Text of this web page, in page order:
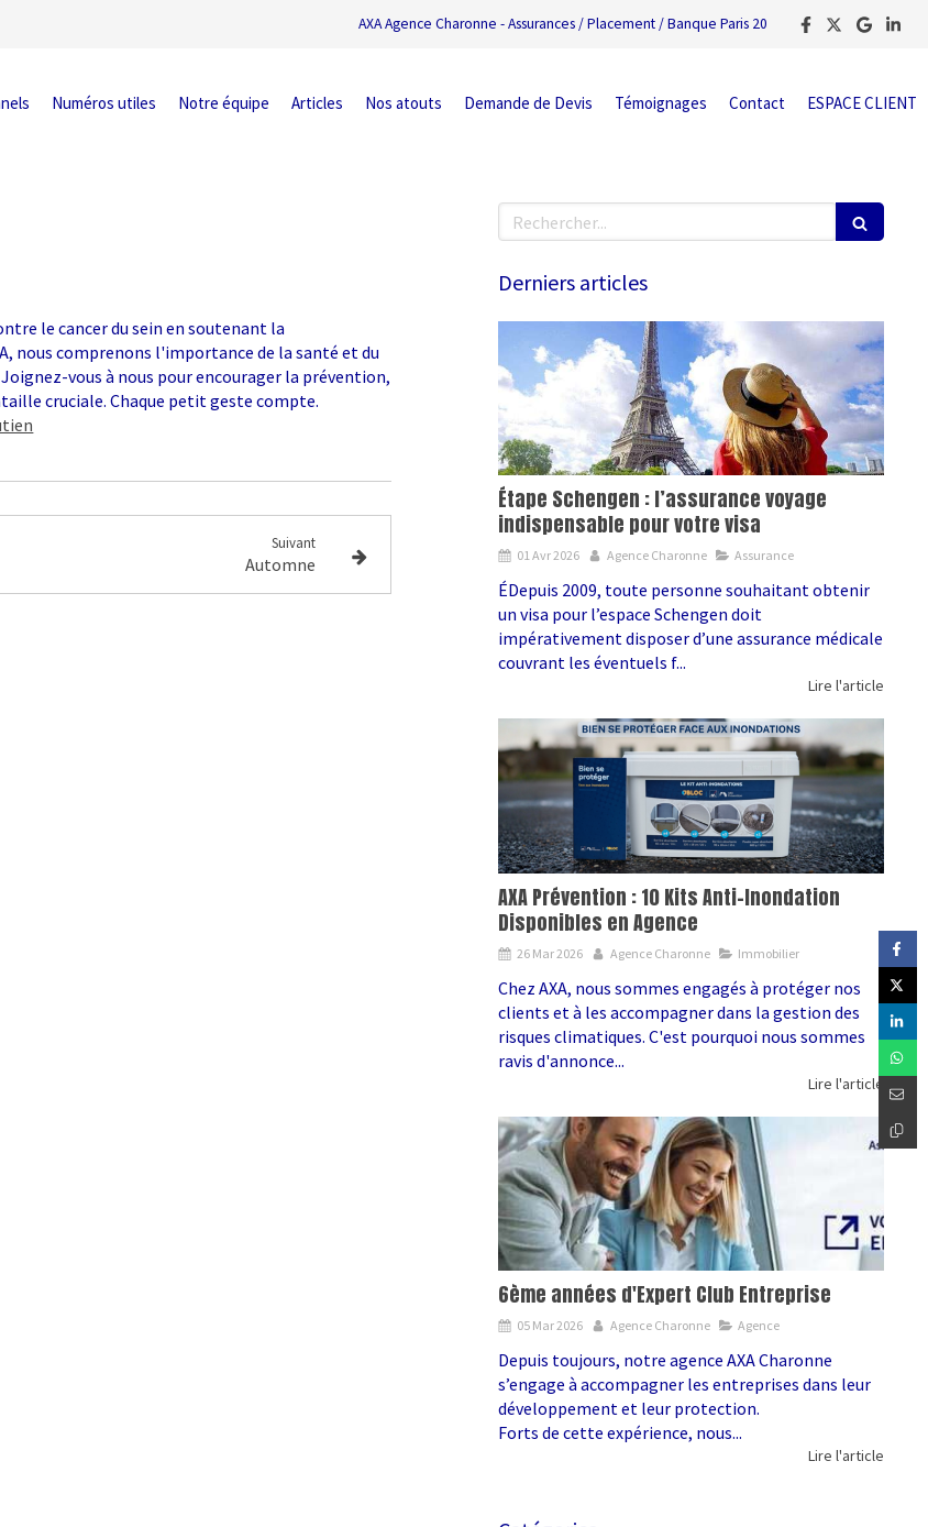
AXA Agence Charonne - Assurances / Placement / Banque Paris 20
Numéros utiles Notre équipe Articles Nos atouts Demande de Devis Témoignages Contact ESPACE CLIENT
le cancer du sein en soutenant la
nous comprenons l'importance de la santé et du
vous à nous pour encourager la prévention,
cruciale. Chaque petit geste compte.
Suivant
Automne
Rechercher
Derniers articles
Étape Schengen : l’assurance voyage
indispensable pour votre visa
01 Avr 2026 Agence Charonne Assurance
ÉDepuis 2009, toute personne souhaitant obtenir
un visa pour l’espace Schengen doit
impérativement disposer d’une assurance médicale
couvrant les éventuels f...
Lire l'article
AXA Prévention : 10 Kits Anti-Inondation
Disponibles en Agence
26 Mar 2026 Agence Charonne Immobilier
Chez AXA, nous sommes engagés à protéger nos
clients et à les accompagner dans la gestion des
risques climatiques. C'est pourquoi nous sommes
ravis d'annonce...
Lire l'article
6ème années d'Expert Club Entreprise
05 Mar 2026 Agence Charonne Agence
Depuis toujours, notre agence AXA Charonne
s’engage à accompagner les entreprises dans leur
développement et leur protection.
Forts de cette expérience, nous...
Lire l'article